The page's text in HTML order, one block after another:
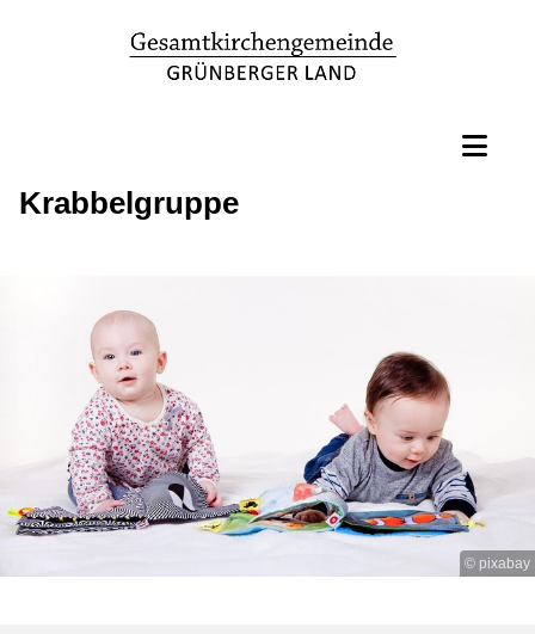
Krabbelgruppe
© pixabay